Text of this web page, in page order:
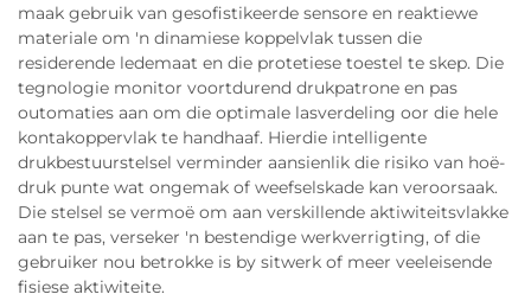
maak gebruik van gesofistikeerde sensore en reaktiewe
materiale om 'n dinamiese koppelvlak tussen die
residerende ledemaat en die protetiese toestel te skep. Die
tegnologie monitor voortdurend drukpatrone en pas
outomaties aan om die optimale lasverdeling oor die hele
kontakoppervlak te handhaaf. Hierdie intelligente
drukbestuurstelsel verminder aansienlik die risiko van hoë-
druk punte wat ongemak of weefselskade kan veroorsaak.
Die stelsel se vermoë om aan verskillende aktiwiteitsvlakke
aan te pas, verseker 'n bestendige werkverrigting, of die
gebruiker nou betrokke is by sitwerk of meer veeleisende
fisiese aktiwiteite.